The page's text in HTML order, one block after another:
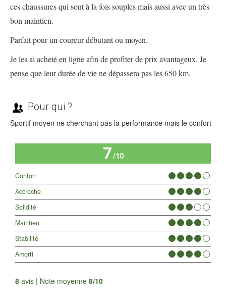
ces chaussures qui sont à la fois souples mais aussi avec un très
bon maintien.
Parfait pour un coureur débutant ou moyen.
Je les ai acheté en ligne afin de profiter de prix avantageux. Je
pense que leur durée de vie ne dépassera pas les 650 km.
Pour qui ?
Sportif moyen ne cherchant pas la performance mais le confort
7/10
Confort
Accroche
Solidité
Maintien
Stabilité
Amorti
8 avis | Note moyenne 8/10